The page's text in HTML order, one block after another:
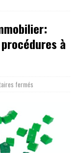
à
fermés